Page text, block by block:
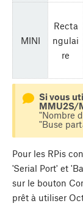
MINI
Recta
ngulai
re
Si vous
MMU2S/
"Nombre
"Buse
Pour les RPis
'Serial Port' et
sur le bouton
prêt à utiliser